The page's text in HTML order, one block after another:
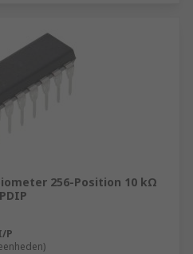
256-Position 10 kΩ
P